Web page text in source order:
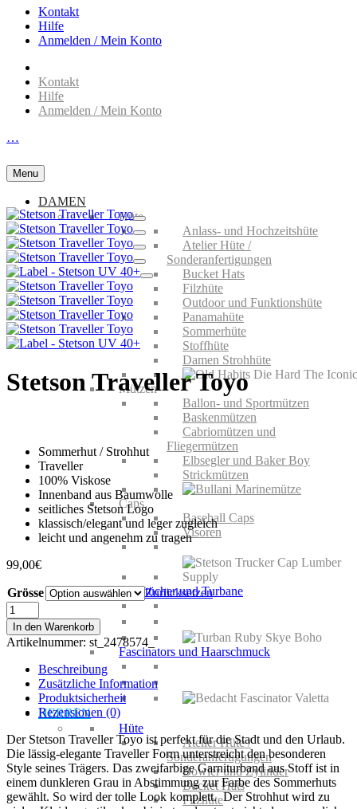
Kontakt
Hilfe
Anmelden / Mein Konto
Kontakt
Hilfe
Anmelden / Mein Konto
…
Menu
DAMEN
Hüte
Anlass- und Hochzeitshüte
Atelier Hüte /
Sonderanfertigungen
Bucket Hats
Filzhüte
Outdoor und Funktionshüte
Panamahüte
Sommerhüte
Stoffhüte
Damen Strohhüte
Mützen
Ballon- und Sportmützen
Baskenmützen
Cabriomützen und
Fliegermützen
Elbsegler und Baker Boy
Strickmützen
Caps
Baseball Caps
Visoren
Kopftücher und Turbane
Fascinators und Haarschmuck
HERREN
Hüte
Atelier Hüte /
Sonderanfertigungen
Bowler und Zylinder
Bucket Hats
Filzhüte
Stetson Traveller Toyo
Sommerhut / Strohhut
Traveller
100% Viskose
Innenband aus Baumwolle
seitliches Stetson Logo
klassisch/elegant und leger zugleich
leicht und angenehm zu tragen
99,00€
Grösse
Zurücksetzen
Stetson
Traveller
Toyo
Menge
In den Warenkorb
Artikelnummer: st_2478574_
Beschreibung
Zusätzliche Information
Produktsicherheit
Rezensionen (0)
Der Stetson Traveller Toyo ist perfekt für die Stadt und den Urlaub.
Die lässig-elegante Traveller Form unterstreicht den besonderen
Style seines Trägers. Das zweifarbige Garniturband aus Stoff ist in
einem dunkleren Grau in Abstimmung zur Farbe des Sommerhuts
gewählt. So wird der tolle Look komplett. Der Strohhut wird zu